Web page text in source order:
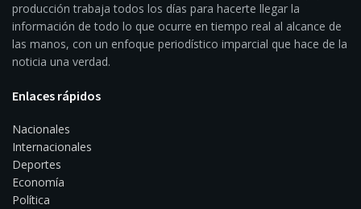
producción trabaja todos los días para hacerte llegar la
información de todo lo que ocurre en tiempo real al alcance de
las manos, con un enfoque periodístico imparcial que hace de la
noticia una verdad.
Enlaces rápidos
Nacionales
Internacionales
Deportes
Economía
Política